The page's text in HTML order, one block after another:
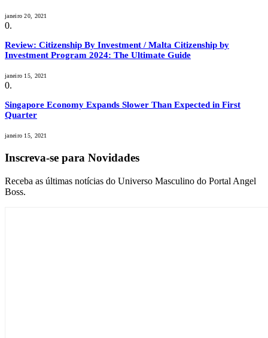
janeiro 20, 2021
Review: Citizenship By Investment / Malta Citizenship by
Investment Program 2024: The Ultimate Guide
janeiro 15, 2021
Singapore Economy Expands Slower Than Expected in First
Quarter
janeiro 15, 2021
Inscreva-se para Novidades
Receba as últimas notícias do Universo Masculino do Portal Angel
Boss.